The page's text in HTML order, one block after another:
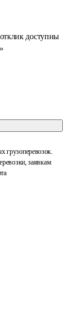
доступны
грузоперевозок.
заявкам